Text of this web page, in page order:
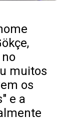
muitos
os
e a